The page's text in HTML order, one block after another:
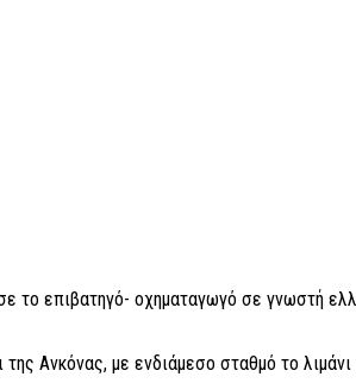
το επιβατηγό- οχηματαγωγό σε γνωστή
Ανκόνας, με ενδιάμεσο σταθμό το